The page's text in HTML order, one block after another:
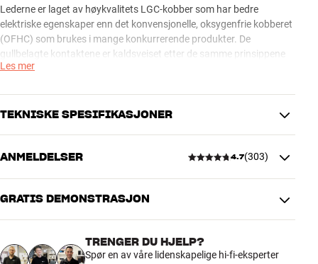
Lederne er laget av høykvalitets LGC-kobber som har bedre
elektriske egenskaper enn det konvensjonelle, oksygenfrie kobberet
(OFHC) som brukes i mange konkurrerende produkter. De
gullbelagte kontaktene er kaldsveiset etter de samme prinsippene
som brukes på selv de mest eksklusive AudioQuest-kablene. Og den
signalet effektivt mot innstrålet RF-støy.
til subwooferen, slik at du får en dynamisk og presis bass i
lytterommet. På grunn av at kabelstrekket ofte er relativt langt, og
effektiv skjerming ekstremt viktig i en subwooferkabel.
Les mer
TEKNISKE SPESIFIKASJONER
TILKOBLINGER
Støpsel RCA
PRODUKTDATA
Kabel lengde (m) 20
ANMELDELSER 4.7(303)
4.7
303 anmeldelser
GRATIS DEMONSTRASJON
TRENGER DU HJELP?
Spør en av våre lidenskapelige hi-fi-eksperter